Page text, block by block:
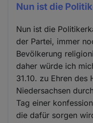
Nun ist die
Nun ist die
der Partei, immer
Bevölkerung
daher würde ich
31.10. zu Ehren des
Niedersachsen
Tag einer
die dafür sorgen